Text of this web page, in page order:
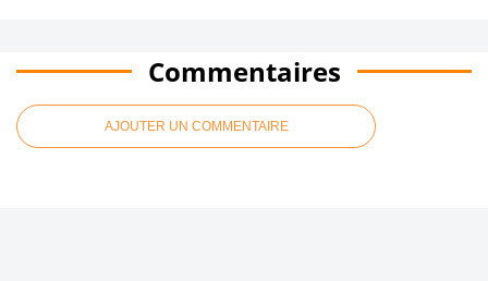
Commentaires
AJOUTER UN COMMENTAIRE